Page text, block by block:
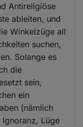
Antireligiöse
ableiten, und
Winkelzüge all
suchen,
Solange es
die
sein,
ein
(nämlich
Lüge